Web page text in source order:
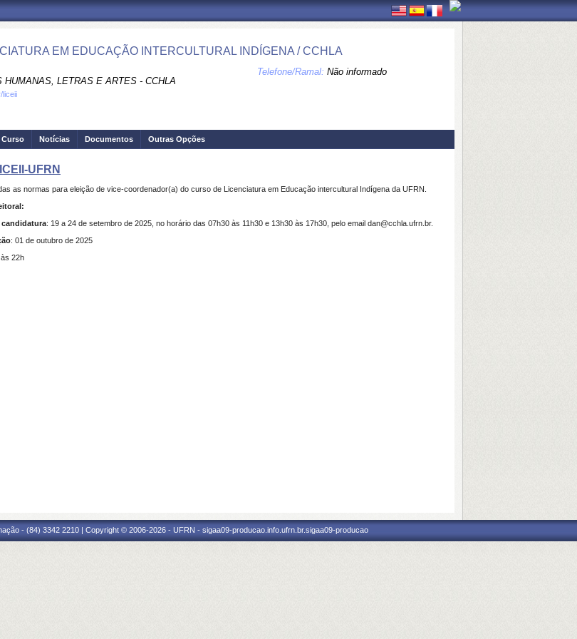
EM EDUCAÇÃO INTERCULTURAL INDÍGENA / CCHLA
HUMANAS, LETRAS E ARTES - CCHLA
Telefone/Ramal: Não informado
liceii
Notícias Documentos Outras Opções
UFRN
as normas para eleição de vice-coordenador(a) do curso de Licenciatura em Educação intercultural Indígena da UFRN.
: 19 a 24 de setembro de 2025, no horário das 07h30 às 11h30 e 13h30 às 17h30, pelo email dan@cchla.ufrn.br.
: 01 de outubro de 2025
22h
- (84) 3342 2210 | Copyright © 2006-2026 - UFRN - sigaa09-producao.info.ufrn.br.sigaa09-producao